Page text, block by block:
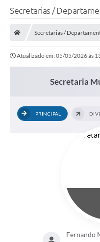
Secretarias /
Secretarias /
Atualizado em: 05/05/2026 às
Secretaria
PRINCIPAL
Fernando